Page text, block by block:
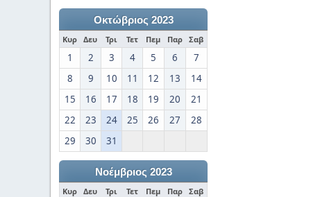
Οκτώβριος 2023
Κυρ Δευ Τρι Τετ Πεμ Παρ Σαβ
1 2 3 4 5 6
7
8
9 10 11 12 13
14
15
16 17 18 19 20
21
22
23 24 25 26 27
28
29
30 31
Νοέμβριος 2023
Κυρ Δευ Τρι Τετ Πεμ Παρ Σαβ